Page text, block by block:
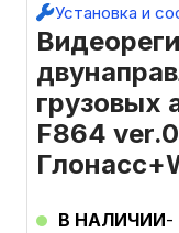
грузовых
F864
В НАЛИЧИИ-
Установка и